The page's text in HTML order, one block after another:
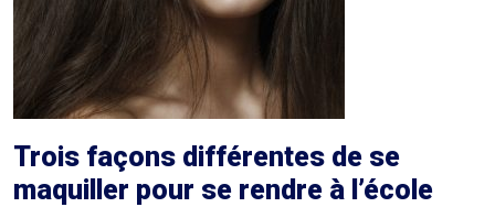
Trois façons différentes de se
maquiller pour se rendre à l’école